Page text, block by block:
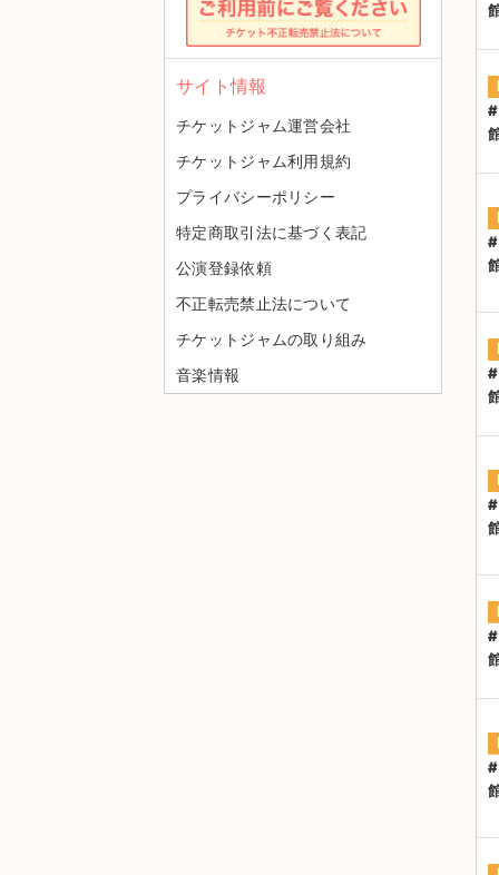
#
#
#
#
#
#
サイト情報
チケットジャム運営会社
チケットジャム利用規約
プライバシーポリシー
特定商取引法に基づく表記
公演登録依頼
不正転売禁止法について
チケットジャムの取り組み
音楽情報